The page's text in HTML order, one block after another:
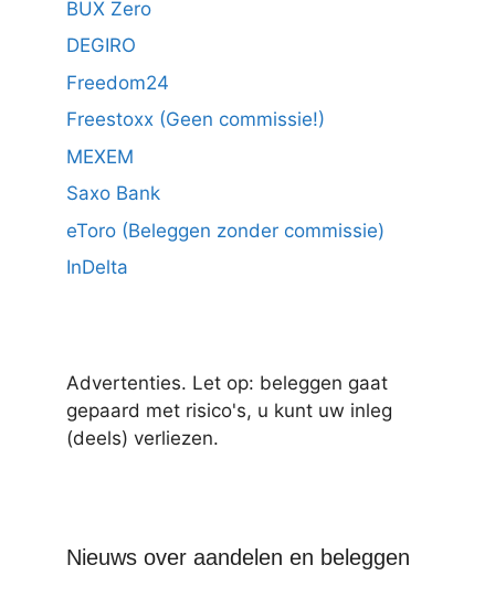
BUX Zero
DEGIRO
Freedom24
Freestoxx (Geen commissie!)
MEXEM
Saxo Bank
eToro (Beleggen zonder commissie)
InDelta
Advertenties. Let op: beleggen gaat
gepaard met risico's, u kunt uw inleg
(deels) verliezen.
Nieuws over aandelen en beleggen